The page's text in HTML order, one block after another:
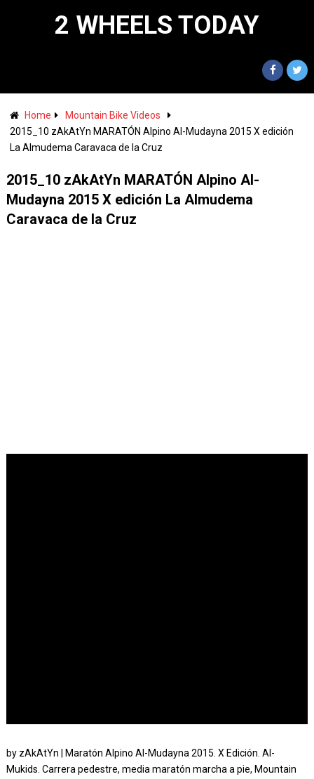
2 WHEELS TODAY
Home
Mountain Bike Videos
2015_10 zAkAtYn MARATÓN Alpino Al-Mudayna 2015 X edición
La Almudema Caravaca de la Cruz
2015_10 zAkAtYn MARATÓN Alpino Al-
Mudayna 2015 X edición La Almudema
Caravaca de la Cruz
by zAkAtYn | Maratón Alpino Al-Mudayna 2015. X Edición. Al-
Mukids. Carrera pedestre, media maratón marcha a pie, Mountain